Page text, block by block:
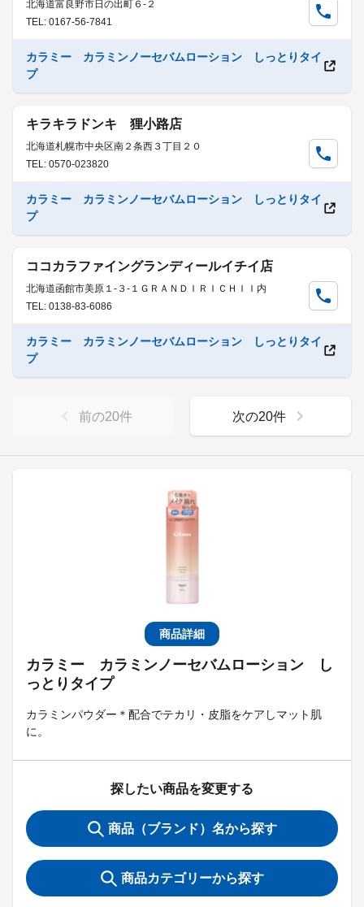
商品詳細
カラミー カラミンノーセバムローション し
っとりタイプ
カラミンパウダー＊配合でテカリ・皮脂をケアしマット肌
に。
探したい商品を変更する
商品（ブランド）名から探す
商品カテゴリーから探す
北海道富良野市日の出町６-２
TEL: 0167-56-7841
カラミー カラミンノーセバムローション しっとりタイ
プ
キラキラドンキ 狸小路店
北海道札幌市中央区南２条西３丁目２０
TEL: 0570-023820
カラミー カラミンノーセバムローション しっとりタイ
プ
ココカラファイングランディールイチイ店
北海道函館市美原１-３-１ＧＲＡＮＤＩＲＩＣＨＩＩ内
TEL: 0138-83-6086
カラミー カラミンノーセバムローション しっとりタイ
プ
前の20件 次の20件